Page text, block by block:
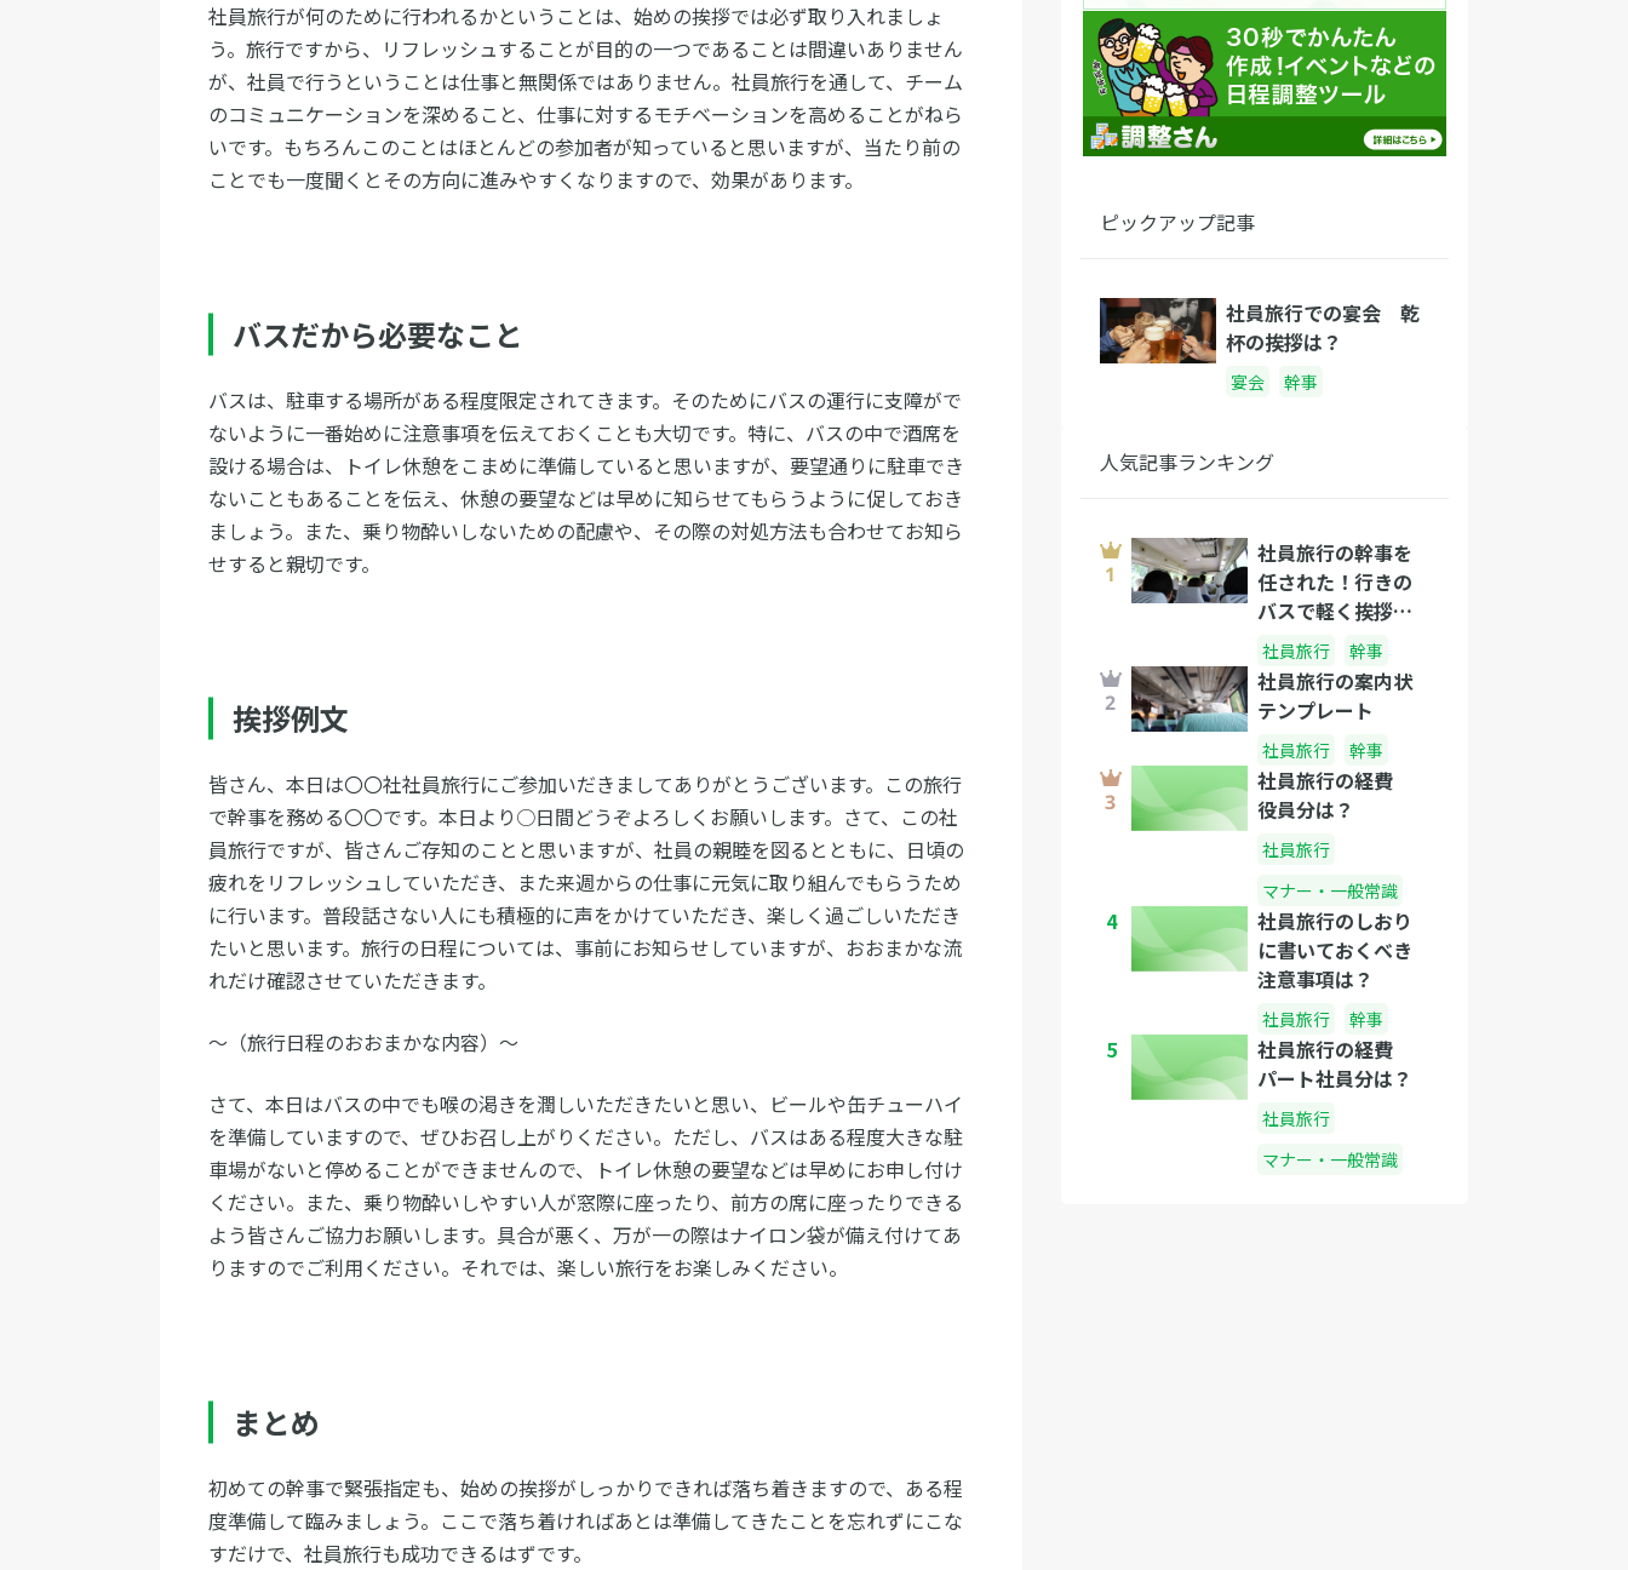
社員旅行が何のために行われるかということは、始めの挨拶では必ず取り入れましょ
う。旅行ですから、リフレッシュすることが目的の一つであることは間違いありません
が、社員で行うということは仕事と無関係ではありません。社員旅行を通して、チーム
のコミュニケーションを深めること、仕事に対するモチベーションを高めることがねら
いです。もちろんこのことはほとんどの参加者が知っていると思いますが、当たり前の
ことでも一度聞くとその方向に進みやすくなりますので、効果があります。
バスだから必要なこと
バスは、駐車する場所がある程度限定されてきます。そのためにバスの運行に支障がで
ないように一番始めに注意事項を伝えておくことも大切です。特に、バスの中で酒席を
設ける場合は、トイレ休憩をこまめに準備していると思いますが、要望通りに駐車でき
ないこともあることを伝え、休憩の要望などは早めに知らせてもらうように促しておき
ましょう。また、乗り物酔いしないための配慮や、その際の対処方法も合わせてお知ら
せすると親切です。
挨拶例文
皆さん、本日は〇〇社社員旅行にご参加いだきましてありがとうございます。この旅行
で幹事を務める〇〇です。本日より○日間どうぞよろしくお願いします。さて、この社
員旅行ですが、皆さんご存知のことと思いますが、社員の親睦を図るとともに、日頃の
疲れをリフレッシュしていただき、また来週からの仕事に元気に取り組んでもらうため
に行います。普段話さない人にも積極的に声をかけていただき、楽しく過ごしいただき
たいと思います。旅行の日程については、事前にお知らせしていますが、おおまかな流
れだけ確認させていただきます。
～（旅行日程のおおまかな内容）～
さて、本日はバスの中でも喉の渇きを潤しいただきたいと思い、ビールや缶チューハイ
を準備していますので、ぜひお召し上がりください。ただし、バスはある程度大きな駐
車場がないと停めることができませんので、トイレ休憩の要望などは早めにお申し付け
ください。また、乗り物酔いしやすい人が窓際に座ったり、前方の席に座ったりできる
よう皆さんご協力お願いします。具合が悪く、万が一の際はナイロン袋が備え付けてあ
りますのでご利用ください。それでは、楽しい旅行をお楽しみください。
まとめ
初めての幹事で緊張指定も、始めの挨拶がしっかりできれば落ち着きますので、ある程
度準備して臨みましょう。ここで落ち着ければあとは準備してきたことを忘れずにこな
すだけで、社員旅行も成功できるはずです。
ピックアップ記事
社員旅行での宴会 乾
杯の挨拶は？
宴会 幹事
人気記事ランキング
社員旅行の幹事を
任された！行きの
バスで軽く挨拶し
よう！
社員旅行 幹事
社員旅行の案内状
テンプレート
社員旅行 幹事
社員旅行の経費
役員分は？
社員旅行
マナー・一般常識
4
社員旅行のしおり
に書いておくべき
注意事項は？
社員旅行 幹事
5
社員旅行の経費
パート社員分は？
社員旅行
マナー・一般常識